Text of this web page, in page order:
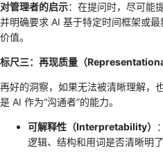
对管理者的启示：在提问时，尽可能
并明确要求 AI 基于特定时间框架或
价值。
标尺三：再现质量（
再好的洞察，如果无法被清晰理解，
是 AI 作为“沟通者”的能力。
可解释性（Interpretability）
逻辑、结构和用词是否清晰明了